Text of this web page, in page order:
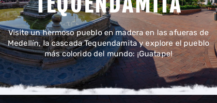
Visite un hermoso pueblo en madera en las afueras de
Medellín, la cascada Tequendamita y explore el pueblo
más colorido del mundo: ¡Guatape!